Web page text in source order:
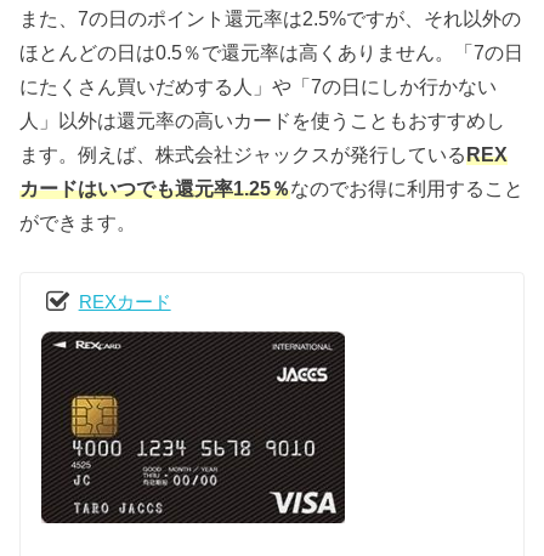
また、7の日のポイント還元率は2.5%ですが、それ以外の
ほとんどの日は0.5％で還元率は高くありません。「7の日
にたくさん買いだめする人」や「7の日にしか行かない
人」以外は還元率の高いカードを使うこともおすすめし
ます。例えば、株式会社ジャックスが発行しているREX
カードはいつでも還元率1.25％なのでお得に利用すること
ができます。
REXカード